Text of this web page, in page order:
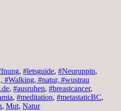
, #letsguide, #Neuruppin,
#Walking, #natur, #wustrau
, #ausruhen, #breastcancer,
, #meditation, #metastaticBC,
, Mut, Natur